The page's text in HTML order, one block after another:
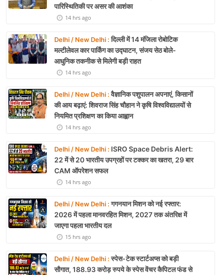
पारिस्थितिकी पर असर की आशंका
14 hrs ago
Delhi / New Delhi :दिल्ली में 14 मंजिला रोबोटिक
मल्टीलेवल कार पार्किंग का उद्घाटन, संजय सेठ बोले-
आधुनिक तकनीक से मिलेगी बड़ी राहत
14 hrs ago
Delhi / New Delhi :वैज्ञानिक पशुपालन अपनाएं, किसानों
की आय बढ़ाएं: शिवराज सिंह चौहान ने कृषि विश्वविद्यालयों से
नियमित प्रशिक्षण का किया आह्वान
14 hrs ago
Delhi / New Delhi : ISRO Space Debris Alert:
22 में से 20 भारतीय उपग्रहों पर टक्कर का खतरा, 29 बार
CAM ऑपरेशन सफल
14 hrs ago
Delhi / New Delhi :गगनयान मिशन को नई रफ्तार:
2026 में पहला मानवरहित मिशन, 2027 तक अंतरिक्ष में
जाएगा पहला भारतीय दल
15 hrs ago
Delhi / New Delhi :स्पेस-टेक स्टार्टअप्स को बड़ी
सौगात, 188.93 करोड़ रुपये के स्पेस वेंचर कैपिटल फंड से